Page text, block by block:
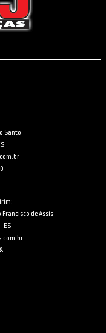
Santo
Francisco de Assis
ES